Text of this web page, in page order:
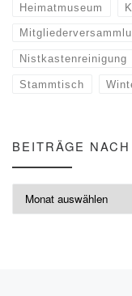
Heimatmuseum
Nistkastenreinigung
Stammtisch
BEITRÄGE